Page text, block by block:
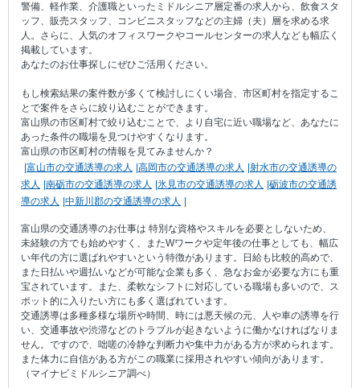
警備、軽作業、介護職といったミドルシニア層定番の求人から、飲食スタ
ッフ、販売スタッフ、コンビニスタッフなどの主婦（夫）層を求める求
人。さらに、人気のオフィスワークやコールセンターの求人なども幅広く
掲載しています。
あなたのお仕事探しにぜひご活用ください。
もし検索結果の案件数が多くて検討しにくい場合、市区町村を指定するこ
とで案件をさらに絞り込むことができます。
富山県の市区町村で絞り込むことで、より自宅に近い職場など、あなたに
あった条件の職場を見つけやすくなります。
富山県の市区町村の情報を見てみませんか？
富山市の交通誘導の求人
高岡市の交通誘導の求人
射水市の交通誘導の
求人
南砺市の交通誘導の求人 氷見市の交通誘導の求人
砺波市の交通誘
導の求人
中新川郡の交通誘導の求人
富山県の交通誘導のお仕事は 特別な資格やスキルを必要としないため、
未経験の方でも始めやすく、またWワークや定年後の仕事としても、幅広
い年代の方に選ばれやすいという特徴があります。日給も比較的高めで、
また日払いや週払いなどが可能な企業も多く、急なお金が必要な方にも重
宝されています。また、柔軟なシフトに対応している職場も多いので、ス
ポット的に入りたい方にも多く選ばれています。
交通誘導は多種多様な場所や時間、時には悪天候の元、人や車の誘導を行
い、交通事故や渋滞などのトラブルが起きないように働かなければなりま
せん。ですので、咄嗟の冷静な判断力や集中力がある方が求められます。
また体力に自信がある方がこの職業に採用されやすい傾向があります。
（マイナビミドルシニア調べ）